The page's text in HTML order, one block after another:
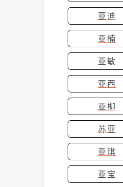
亚迪
亚楠
亚敏
亚西
亚柳
苏亚
亚琪
亚宝